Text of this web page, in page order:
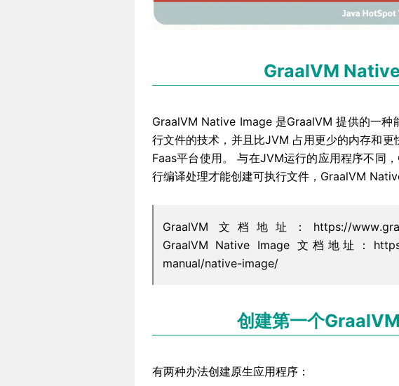
GraalVM
GraalVM Native Image 是GraalVM 提供的一
行文件的技术，并且比JVM 占用更少的内存和
Faas平台使用。 与在JVM运行的应用程序不同
行编译处理才能创建可执行文件，GraalVM
GraalVM 文档地址：https://
GraalVM Native Image 文档地址：
manual/native-image/
创建第一个
有两种办法创建原生应用程序：